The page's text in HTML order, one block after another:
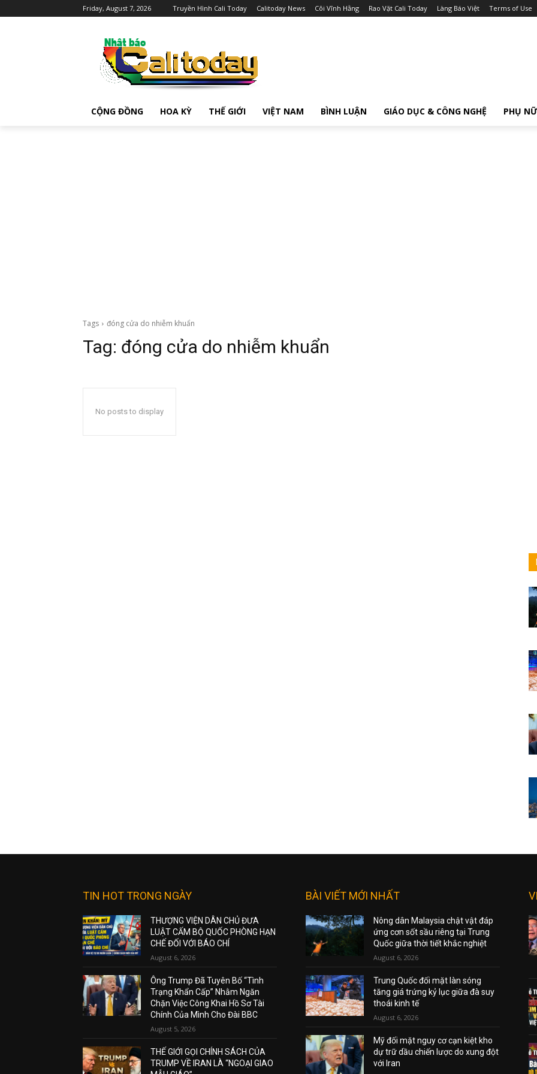
Friday, August 7, 2026 Truyền Hình Cali Today Calitoday News Cõi Vĩnh Hằng Rao Vặt Cali Today Làng Báo Việt Terms of Use
CỘNG ĐỒNG HOA KỲ THẾ GIỚI VIỆT NAM BÌNH LUẬN GIÁO DỤC & CÔNG NGHỆ PHỤ NỮ
Tags đóng cửa do nhiễm khuẩn
Tag: đóng cửa do nhiễm khuẩn
No posts to display
TIN HOT TRONG NGÀY
THƯỢNG VIỆN DÂN CHỦ ĐƯA
LUẬT CẤM BỘ QUỐC PHÒNG HẠN
CHẾ ĐỐI VỚI BÁO CHÍ
August 6, 2026
Ông Trump Đã Tuyên Bố “Tình
Trạng Khẩn Cấp” Nhằm Ngăn
Chặn Việc Công Khai Hồ Sơ Tài
Chính Của Mình Cho Đài BBC
August 5, 2026
THẾ GIỚI GỌI CHÍNH SÁCH CỦA
TRUMP VỀ IRAN LÀ “NGOẠI GIAO
BÀI VIẾT MỚI NHẤT
Nông dân Malaysia chật vật đáp
ứng cơn sốt sầu riêng tại Trung
Quốc giữa thời tiết khắc nghiệt
August 6, 2026
Trung Quốc đối mặt làn sóng
tăng giá trứng kỷ lục giữa đà suy
thoái kinh tế
August 6, 2026
Mỹ đối mặt nguy cơ cạn kiệt kho
dự trữ dầu chiến lược do xung đột
với Iran